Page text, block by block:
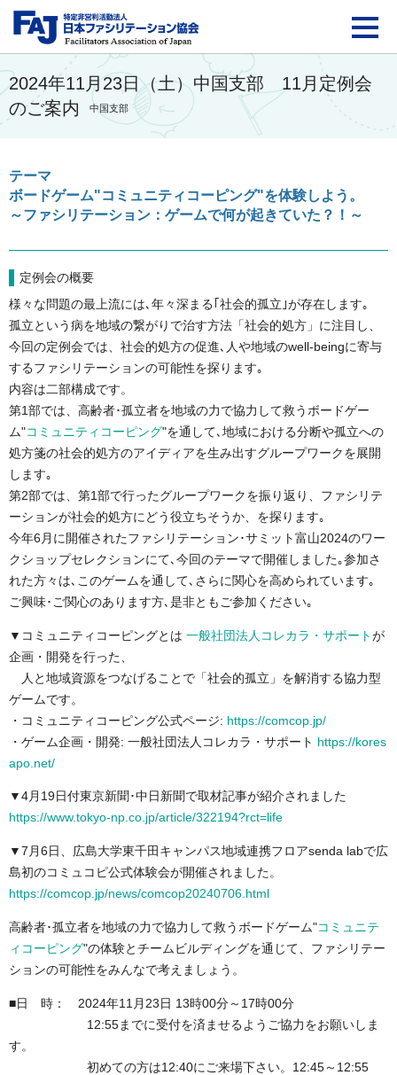
FAJ：特定非営利活動
2024年11月23日（土）中国支部 11月定例会
のご案内
中国支部
テーマ
ボードゲーム"コミュニティコーピング"を体験しよう。
～ファシリテーション：ゲームで何が起きていた？！～
定例会の概要
様々な問題の最上流には､年々深まる｢社会的孤立｣が存在します｡
孤立という病を地域の繋がりで治す方法「社会的処方」に注目し、
今回の定例会では、社会的処方の促進､人や地域のwell-beingに寄与
するファシリテーションの可能性を探ります｡
内容は二部構成です。
第1部では、高齢者･孤立者を地域の力で協力して救うボードゲー
ム"コミュニティコーピング"を通して､地域における分断や孤立への
処方箋の社会的処方のアイディアを生み出すグループワークを展開
します｡
第2部では、第1部で行ったグループワークを振り返り、ファシリテ
ーションが社会的処方にどう役立ちそうか、を探ります｡
今年6月に開催されたファシリテーション･サミット富山2024のワー
クショップセレクションにて､今回のテーマで開催しました｡参加さ
れた方々は､このゲームを通して､さらに関心を高められています｡
ご興味･ご関心のあります方､是非ともご参加ください｡
▼コミュニティコーピングとは 一般社団法人コレカラ・サポート が
企画・開発を行った、
人と地域資源をつなげることで「社会的孤立」を解消する協力型
ゲームです。
・コミュニティコーピング公式ページ: https://comcop.jp/
・ゲーム企画・開発: 一般社団法人コレカラ・サポート https://kores
apo.net/
▼4月19日付東京新聞･中日新聞で取材記事が紹介されました
https://www.tokyo-np.co.jp/article/322194?rct=life
▼7月6日、広島大学東千田キャンパス地域連携フロアsenda labで広
島初のコミュコピ公式体験会が開催されました。
https://comcop.jp/news/comcop20240706.html
高齢者･孤立者を地域の力で協力して救うボードゲーム"コミュニテ
ィコーピング"の体験とチームビルディングを通じて、ファシリテー
ションの可能性をみんなで考えましょう。
■日 時： 2024年11月23日 13時00分～17時00分
12:55までに受付を済ませるようご協力をお願いしま
す。
初めての方は12:40にご来場下さい。12:45～12:55